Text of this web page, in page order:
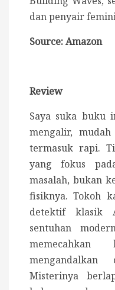
dan penyair
Source: Amazon
Review
Saya suka buku
mengalir,
termasuk rapi.
yang fokus
masalah, bukan
fisiknya. Tokoh
detektif klasik
sentuhan
Misterinya